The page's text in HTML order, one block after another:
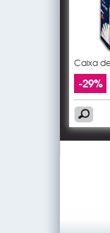
Caixa
-29%